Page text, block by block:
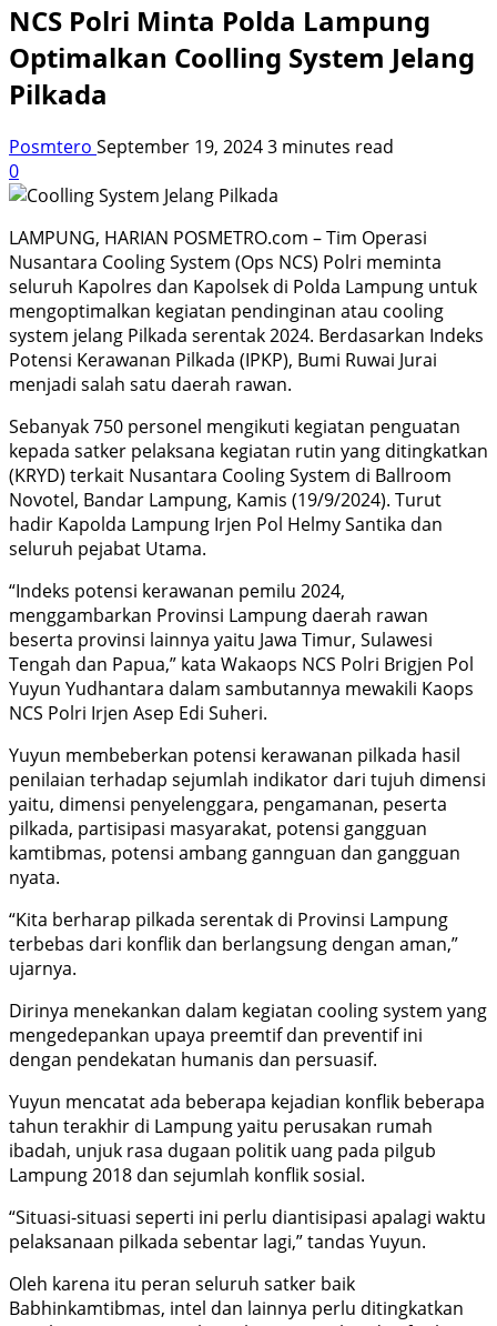
NCS Polri Minta Polda Lampung
Optimalkan Coolling System Jelang
Pilkada
Posmtero September 19, 20243 minutes read
0
LAMPUNG, HARIAN POSMETRO.com – Tim Operasi
Nusantara Cooling System (Ops NCS) Polri meminta
seluruh Kapolres dan Kapolsek di Polda Lampung untuk
mengoptimalkan kegiatan pendinginan atau cooling
system jelang Pilkada serentak 2024. Berdasarkan Indeks
Potensi Kerawanan Pilkada (IPKP), Bumi Ruwai Jurai
menjadi salah satu daerah rawan.
Sebanyak 750 personel mengikuti kegiatan penguatan
kepada satker pelaksana kegiatan rutin yang ditingkatkan
(KRYD) terkait Nusantara Cooling System di Ballroom
Novotel, Bandar Lampung, Kamis (19/9/2024). Turut
hadir Kapolda Lampung Irjen Pol Helmy Santika dan
seluruh pejabat Utama.
“Indeks potensi kerawanan pemilu 2024,
menggambarkan Provinsi Lampung daerah rawan
beserta provinsi lainnya yaitu Jawa Timur, Sulawesi
Tengah dan Papua,” kata Wakaops NCS Polri Brigjen Pol
Yuyun Yudhantara dalam sambutannya mewakili Kaops
NCS Polri Irjen Asep Edi Suheri.
Yuyun membeberkan potensi kerawanan pilkada hasil
penilaian terhadap sejumlah indikator dari tujuh dimensi
yaitu, dimensi penyelenggara, pengamanan, peserta
pilkada, partisipasi masyarakat, potensi gangguan
kamtibmas, potensi ambang gannguan dan gangguan
nyata.
“Kita berharap pilkada serentak di Provinsi Lampung
terbebas dari konflik dan berlangsung dengan aman,”
ujarnya.
Dirinya menekankan dalam kegiatan cooling system yang
mengedepankan upaya preemtif dan preventif ini
dengan pendekatan humanis dan persuasif.
Yuyun mencatat ada beberapa kejadian konflik beberapa
tahun terakhir di Lampung yaitu perusakan rumah
ibadah, unjuk rasa dugaan politik uang pada pilgub
Lampung 2018 dan sejumlah konflik sosial.
“Situasi-situasi seperti ini perlu diantisipasi apalagi waktu
pelaksanaan pilkada sebentar lagi,” tandas Yuyun.
Oleh karena itu peran seluruh satker baik
Babhinkamtibmas, intel dan lainnya perlu ditingkatkan